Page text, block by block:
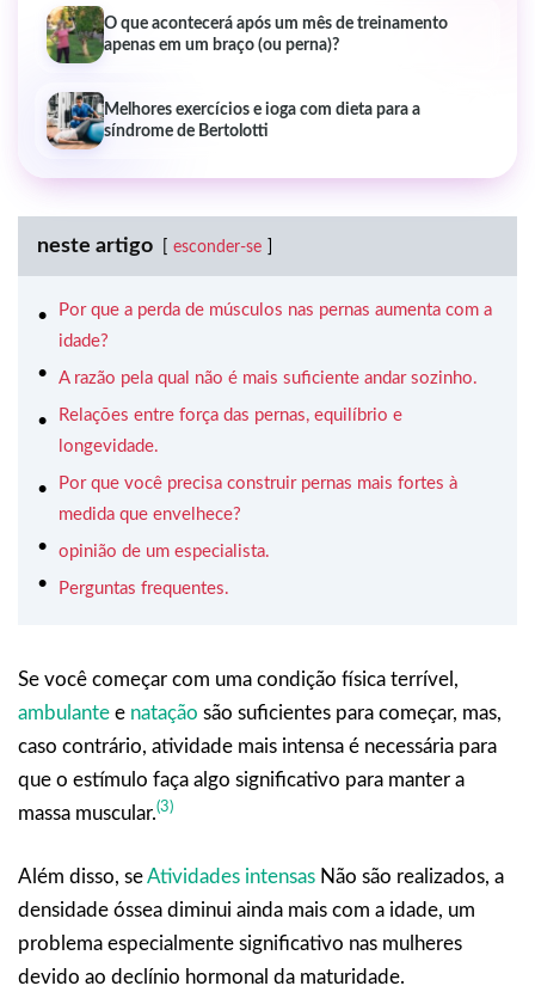
O que acontecerá após um mês de treinamento
apenas em um braço (ou perna)?
Melhores exercícios e ioga com dieta para a
síndrome de Bertolotti
neste artigo esconder-se
Por que a perda de músculos nas pernas aumenta com a
idade?
A razão pela qual não é mais suficiente andar sozinho.
Relações entre força das pernas, equilíbrio e
longevidade.
Por que você precisa construir pernas mais fortes à
medida que envelhece?
opinião de um especialista.
Perguntas frequentes.
Se você começar com uma condição física terrível,
ambulante e natação são suficientes para começar, mas,
caso contrário, atividade mais intensa é necessária para
que o estímulo faça algo significativo para manter a
massa muscular.(3)
Além disso, seAtividades intensas Não são realizados, a
densidade óssea diminui ainda mais com a idade, um
problema especialmente significativo nas mulheres
devido ao declínio hormonal da maturidade.